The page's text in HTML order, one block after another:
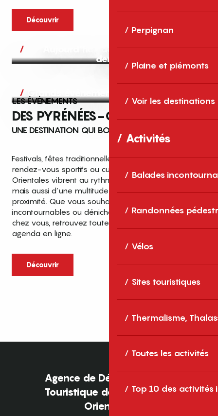
Perpignan
Plaine et piémonts
Voir les destinations
Activités
Balades
Randonnées
Vélos
Sites touristiques
Thermalisme,
Toutes les activités
Top 10 des activités
Découvrir
Aujourd’hui, demain et après-
demain
Grands événements
LES ÉVÉNEMENTS
DES PYRÉNÉES-ORIENTALES
UNE DESTINATION QUI BOUGE TOUTE L’ANNÉE
Festivals, fêtes traditionnelles, concerts, expositions,
rendez-vous sportifs ou culturels… les Pyrénées-
Orientales vibrent au rythme de grands temps forts
mais aussi d’une multitude d’événements de
proximité. Que vous souhaitiez vivre les
incontournables ou dénicher des sorties près de
chez vous, retrouvez toutes les infos dans notre
agenda en ligne.
Découvrir
Top des événements et sorties
en famille
cet été dans les Pyrénées-Orientales
Entre mer Méditerranée, villages de
caractère et grands espaces naturels, les
Pyrénées-Orientales sont une destination
idéale pour partager des moments en
famille tout au long...
Agence de Développement
Touristique des Pyrénées-
Orientales